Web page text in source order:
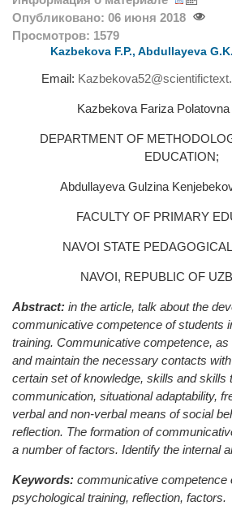
Опубликовано: 06 июня 2018
Просмотров: 1579
Kazbekova F.P., Abdullayeva G.K.
Email:
Kazbekova Fariza Polatovna
DEPARTMENT OF
EDUCATION;
Abdullayeva Gulzina
FACULTY OF PRIMARY
NAVOI STATE
NAVOI, REPUBLIC OF
Abstract: in the article, talk about the
communicative competence of students
training. Communicative competence,
and maintain the necessary contacts
certain set of knowledge, skills and skills
communication, situational adaptability,
verbal and non-verbal means of social
reflection. The formation of
a number of factors. Identify the internal
Keywords: communicative competence
psychological training, reflection, factors.